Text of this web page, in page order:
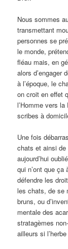
Nous sommes
transmettant
personnes se
le monde,
fléau mais, en
alors d’engager
à l’époque, le
on croit en effet
l’Homme vers
scribes à
Une fois
chats et ainsi de
aujourd’hui
qui n’ont que ça
défendre les
les chats, de se
bruns, ou
mentale des
stratagèmes
ailleurs si